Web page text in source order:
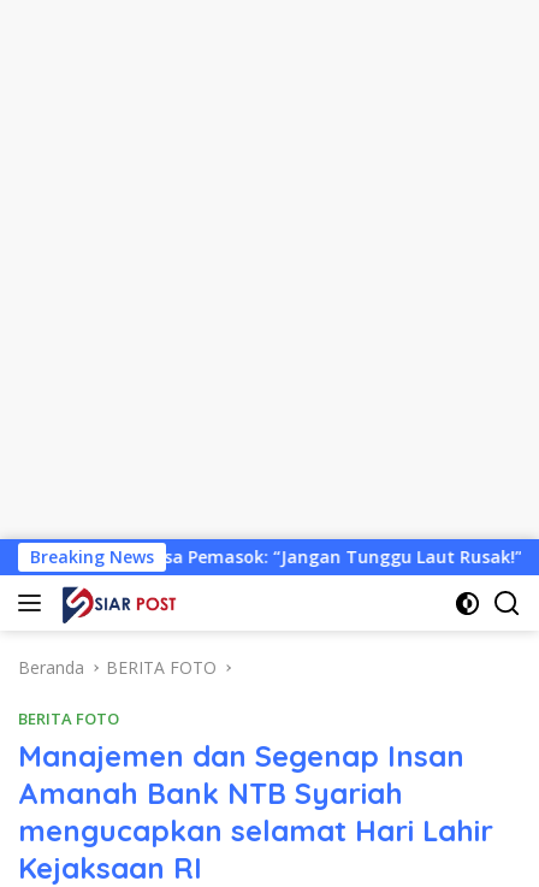
Langsung
ke
konten
Breaking News
Pemasok: “Jangan Tunggu Laut Rusak!” Tongkang
Beranda BERITA FOTO
BERITA FOTO
Manajemen dan Segenap Insan
Amanah Bank NTB Syariah
mengucapkan selamat Hari Lahir
Kejaksaan RI